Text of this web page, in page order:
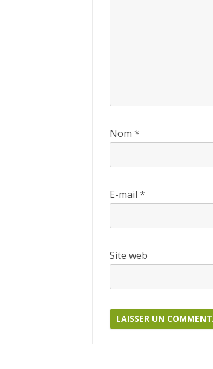
Nom *
E-mail *
Site web